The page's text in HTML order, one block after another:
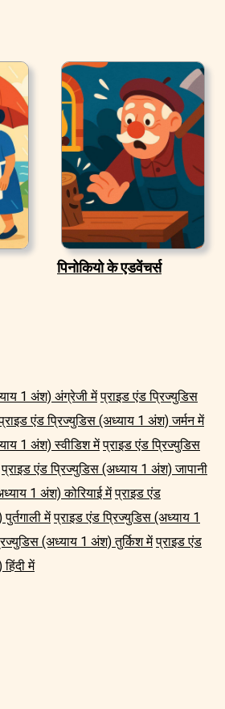
पिनोकियो के एडवेंचर्स
1 अंश) अंग्रेजी में प्राइड एंड प्रिज्युडिस
एंड प्रिज्युडिस (अध्याय 1 अंश) जर्मन में
1 अंश) स्वीडिश में प्राइड एंड प्रिज्युडिस
प्राइड एंड प्रिज्युडिस (अध्याय 1 अंश) जापानी
1 अंश) कोरियाई में प्राइड एंड
में प्राइड एंड प्रिज्युडिस (अध्याय 1
(अध्याय 1 अंश) तुर्किश में प्राइड एंड
में